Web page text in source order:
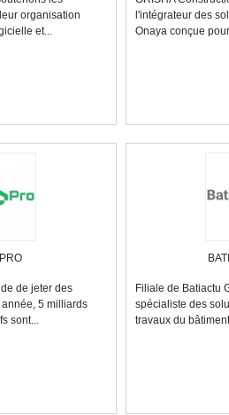
organisation
et...
l'intégrateur des
Onaya conçue pour
de jeter des
5 milliards
sont...
Filiale de Batiactu
spécialiste des
travaux du